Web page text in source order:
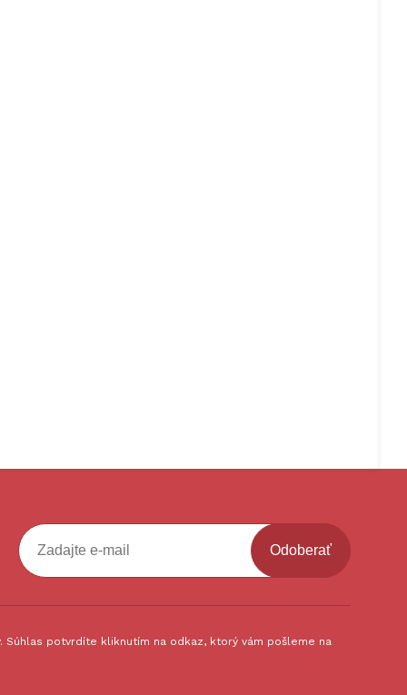
Odoberať
potvrdíte kliknutím na odkaz, ktorý vám pošleme na